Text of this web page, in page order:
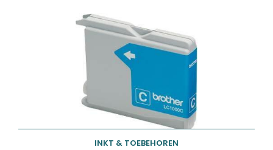
INKT & TOEBEHOREN